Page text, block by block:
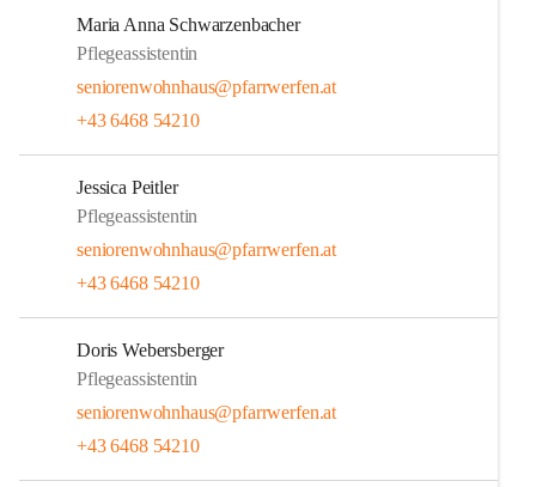
Maria Anna Schwarzenbacher
Pflegeassistentin
seniorenwohnhaus@pfarrwerfen.at
+43 6468 54210
Jessica Peitler
Pflegeassistentin
seniorenwohnhaus@pfarrwerfen.at
+43 6468 54210
Doris Webersberger
Pflegeassistentin
seniorenwohnhaus@pfarrwerfen.at
+43 6468 54210